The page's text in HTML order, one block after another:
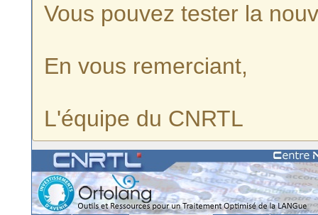
Vous pouvez tester la
En vous remerciant,
L'équipe du CNRTL